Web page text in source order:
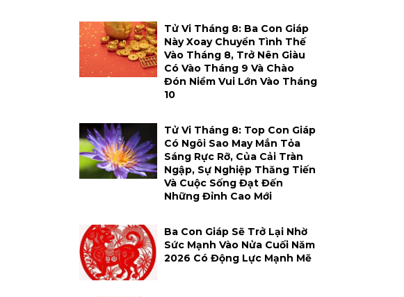
Tử Vi Tháng 8: Ba Con Giáp
Này Xoay Chuyển Tình Thế
Vào Tháng 8, Trở Nên Giàu
Có Vào Tháng 9 Và Chào
Đón Niềm Vui Lớn Vào Tháng
10
Tử Vi Tháng 8: Top Con Giáp
Có Ngôi Sao May Mắn Tỏa
Sáng Rực Rỡ, Của Cải Tràn
Ngập, Sự Nghiệp Thăng Tiến
Và Cuộc Sống Đạt Đến
Những Đỉnh Cao Mới
Ba Con Giáp Sẽ Trở Lại Nhờ
Sức Mạnh Vào Nửa Cuối Năm
2026 Có Động Lực Mạnh Mẽ